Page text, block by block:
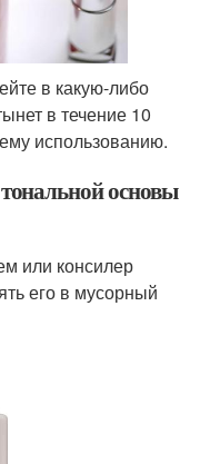
в какую-либо
в течение 10
использованию.
основы
или консилер
его в мусорный